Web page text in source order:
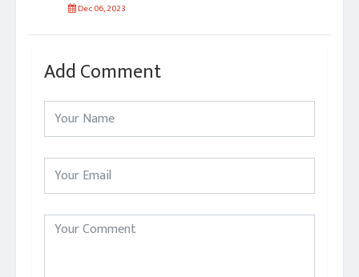
Dec 06, 2023
Add Comment